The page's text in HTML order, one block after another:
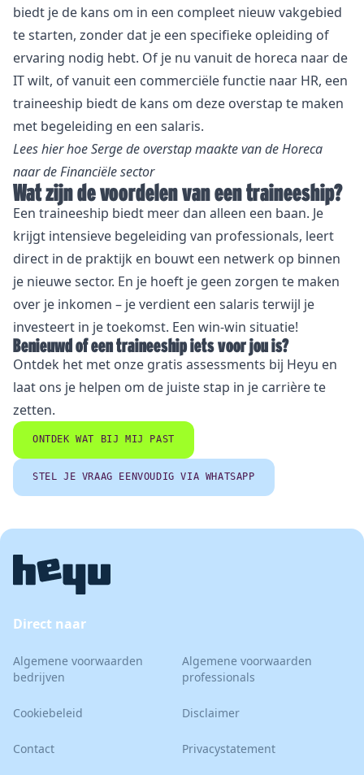
biedt je de kans om in een compleet nieuw vakgebied
te starten, zonder dat je een specifieke opleiding of
ervaring nodig hebt. Of je nu vanuit de horeca naar de
IT wilt, of vanuit een commerciële functie naar HR, een
traineeship biedt de kans om deze overstap te maken
met begeleiding en een salaris.
Lees hier hoe Serge de overstap maakte van de Horeca
naar de Financiële sector
Wat zijn de voordelen van een traineeship?
Een traineeship biedt meer dan alleen een baan. Je
krijgt intensieve begeleiding van professionals, leert
direct in de praktijk en bouwt een netwerk op binnen
je nieuwe sector. En je hoeft je geen zorgen te maken
over je inkomen – je verdient een salaris terwijl je
investeert in je toekomst. Een win-win situatie!
Benieuwd of een traineeship iets voor jou is?
Ontdek het met onze gratis assessments bij Heyu en
laat ons je helpen om de juiste stap in je carrière te
zetten.
ONTDEK WAT BIJ MIJ PAST
STEL JE VRAAG EENVOUDIG VIA WHATSAPP
Direct naar
Algemene voorwaarden
bedrijven
Algemene voorwaarden
professionals
Cookiebeleid Disclaimer
Contact Privacystatement